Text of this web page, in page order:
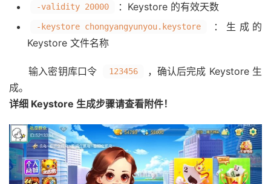
-validity 20000 ：Keystore 的有效天数
-keystore chongyangyunyou.keystore
：生成的
Keystore 文件名称
输入密钥库口令 123456
，确认后完成 Keystore 生
成。
详细 Keystore 生成步骤请查看附件！